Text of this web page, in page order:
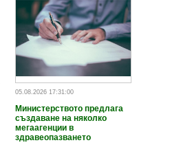
05.08.2026 17:31:00
Министерството предлага
създаване на няколко
мегаагенции в
здравеопазването